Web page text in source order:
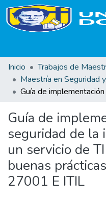
Inicio
Guía de
seguridad de la
un servicio de
buenas
27001 E ITIL